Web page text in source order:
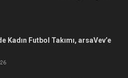
Kadın Futbol Takımı, arsaVev’e